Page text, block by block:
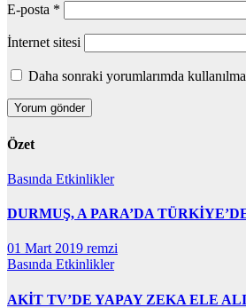
E-posta *
İnternet sitesi
Daha sonraki yorumlarımda
Özet
Basında Etkinlikler
DURMUŞ, A PARA’DA
01 Mart 2019 remzi
Basında Etkinlikler
AKİT TV’DE YAPAY ZEKA ELE